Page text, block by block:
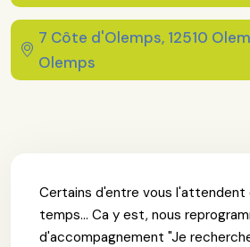
7 Côte d'Olemps, 12510
Olemps
Certains d'entre vous l'attendent
temps... Ca y est, nous
d'accompagnement "Je